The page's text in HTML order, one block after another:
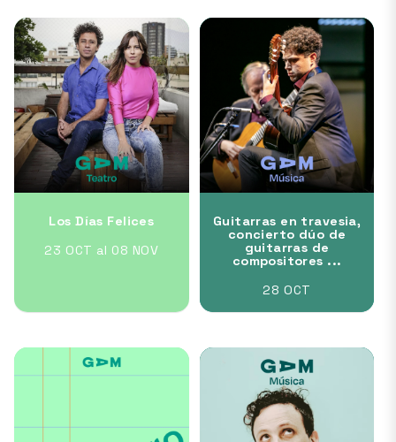
Los Días Felices
23 OCT al 08 NOV
Guitarras en travesia,
concierto dúo de
guitarras de
compositores ...
28 OCT